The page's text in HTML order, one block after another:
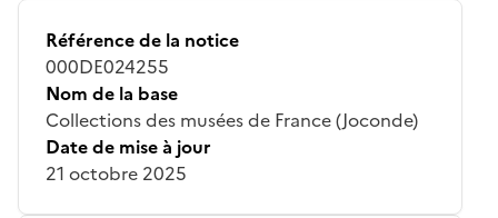
Référence de la notice
000DE024255
Nom de la base
Collections des musées de France (Joconde)
Date de mise à jour
21 octobre 2025